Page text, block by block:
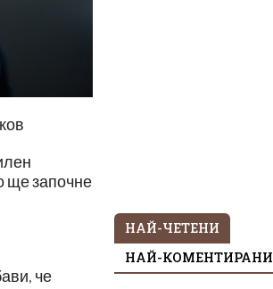
ще започне
че
НАЙ-ЧЕТЕНИ
НАЙ-КОМЕНТИРАНИ